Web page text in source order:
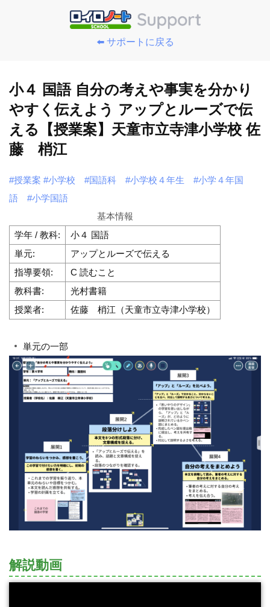
⬅️ サポートに戻る
小４ 国語 自分の考えや事実を分かり
やすく伝えよう アップとルーズで伝
える【授業案】天童市立寺津小学校 佐
藤 梢江
#授業案 #小学校 #国語科 #小学校４年生
#小学４年国
語
#小学国語
基本情報
学年 / 教科:
小４ 国語
単元:
アップとルーズで伝える
指導要領:
C 読むこと
教科書:
光村書籍
授業者:
佐藤 梢江（天童市立寺津小学校）
単元の一部
解説動画